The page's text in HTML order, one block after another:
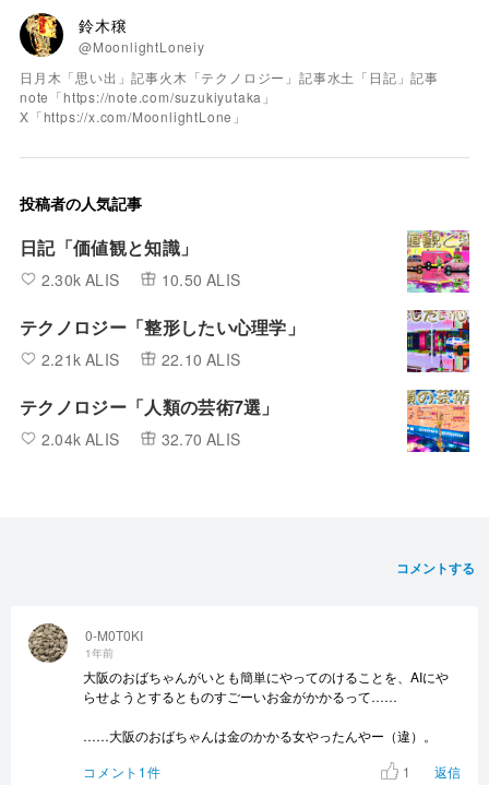
鈴木穣
@MoonlightLoneiy
日月木「思い出」記事火木「テクノロジー」記事水土「日記」記事
note「https://note.com/suzukiyutaka」
X「https://x.com/MoonlightLone」
投稿者の人気記事
日記「価値観と知識」
2.30k ALIS 10.50 ALIS
テクノロジー「整形したい心理学」
2.21k ALIS 22.10 ALIS
テクノロジー「人類の芸術7選」
2.04k ALIS 32.70 ALIS
コメントする
0-M0T0KI
1年前
大阪のおばちゃんがいとも簡単にやってのけることを、AIにや
らせようとするとものすごーいお金がかかるって……
……大阪のおばちゃんは金のかかる女やったんやー（違）。
コメント1件
1 返信